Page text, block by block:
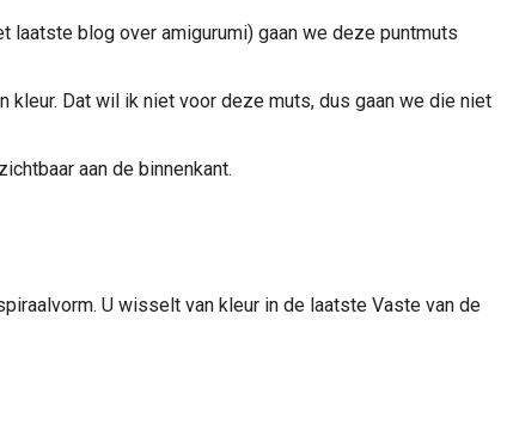
laatste blog over amigurumi) gaan we deze puntmuts
Dat wil ik niet voor deze muts, dus gaan we die niet
aan de binnenkant.
U wisselt van kleur in de laatste Vaste van de